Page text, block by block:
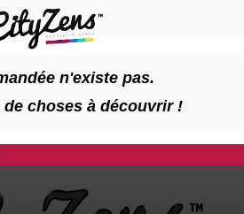
n'existe pas.
choses à découvrir !